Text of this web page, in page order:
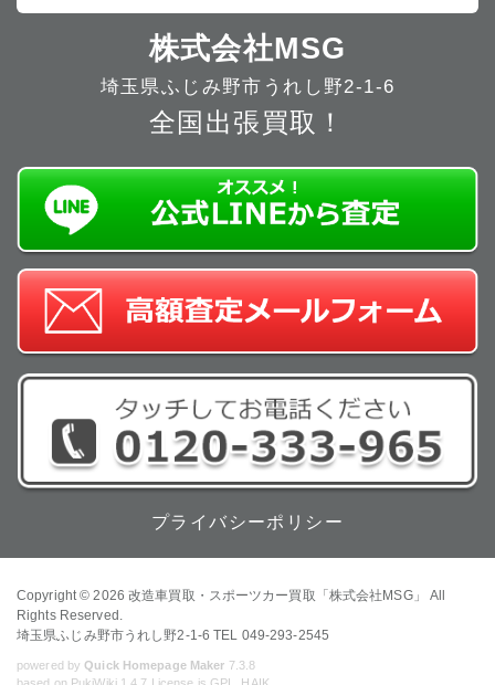
株式会社MSG
埼玉県ふじみ野市うれし野2-1-6
全国出張買取！
プライバシーポリシー
Copyright © 2026改造車買取・スポーツカー買取「株式会社MSG」
All
Rights Reserved.
埼玉県ふじみ野市うれし野2-1-6 TEL 049-293-2545
powered byQuick Homepage Maker 7.3.8